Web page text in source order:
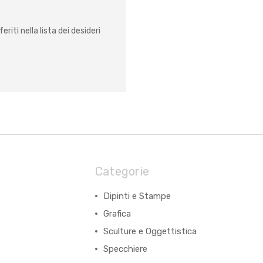
nella lista dei desideri
Categorie
Dipinti e Stampe
Grafica
Sculture e Oggettistica
Specchiere